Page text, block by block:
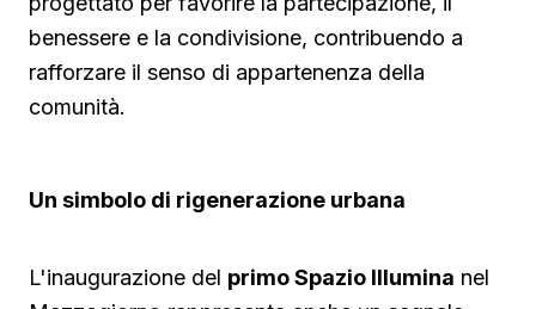
benessere e la condivisione, contribuendo a
rafforzare il senso di appartenenza della
comunità.
Un simbolo di rigenerazione urbana
L'inaugurazione del primo Spazio Illumina nel